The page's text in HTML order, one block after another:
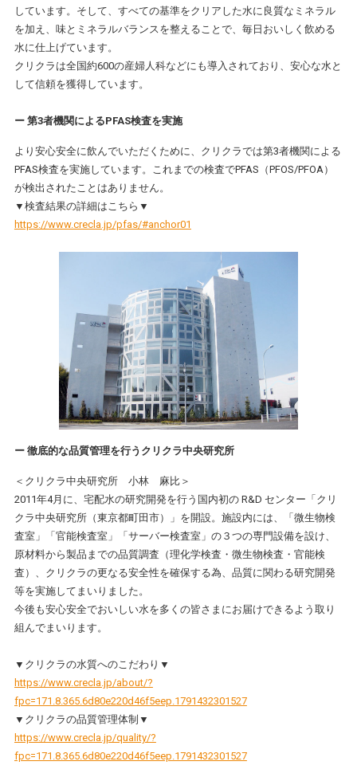
しています。そして、すべての基準をクリアした水に良質なミネラル
を加え、味とミネラルバランスを整えることで、毎日おいしく飲める
水に仕上げています。
クリクラは全国約600の産婦人科などにも導入されており、安心な水と
して信頼を獲得しています。
ー 第3者機関によるPFAS検査を実施
より安心安全に飲んでいただくために、クリクラでは第3者機関による
PFAS検査を実施しています。これまでの検査でPFAS（PFOS/PFOA）
が検出されたことはありません。
▼検査結果の詳細はこちら▼
https://www.crecla.jp/pfas/#anchor01
ー 徹底的な品質管理を行うクリクラ中央研究所
＜クリクラ中央研究所 小林 麻比＞
2011年4月に、宅配水の研究開発を行う国内初の R&D センター「クリ
クラ中央研究所（東京都町田市）」を開設。施設内には、「微生物検
査室」「官能検査室」「サーバー検査室」の３つの専門設備を設け、
原材料から製品までの品質調査（理化学検査・微生物検査・官能検
査）、クリクラの更なる安全性を確保する為、品質に関わる研究開発
等を実施してまいりました。
今後も安心安全でおいしい水を多くの皆さまにお届けできるよう取り
組んでまいります。
▼クリクラの水質へのこだわり▼
https://www.crecla.jp/about/?
fpc=171.8.365.6d80e220d46f5eep.1791432301527
▼クリクラの品質管理体制▼
https://www.crecla.jp/quality/?
fpc=171.8.365.6d80e220d46f5eep.1791432301527